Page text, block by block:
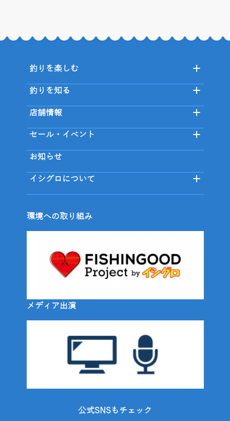
釣りを楽しむ
釣りを知る
店舗情報
セール・イベント
お知らせ
イシグロについて
環境への取り組み
メディア出演
公式SNSもチェック